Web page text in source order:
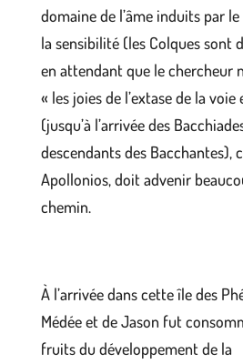
domaine de l’âme induits par
la sensibilité (les Colques sont
en attendant que le chercheur
« les joies de l’extase de la voie
(jusqu’à l’arrivée des
descendants des Bacchantes),
Apollonios, doit advenir
chemin.
À l’arrivée dans cette île des
Médée et de Jason fut
fruits du développement de la